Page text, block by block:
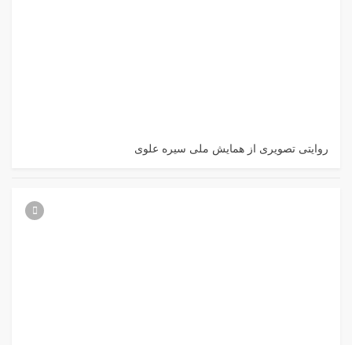
روایتی تصویری از همایش ملی سیره علوی